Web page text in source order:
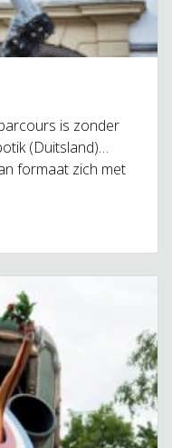
is zonder
(Duitsland)…
formaat zich met